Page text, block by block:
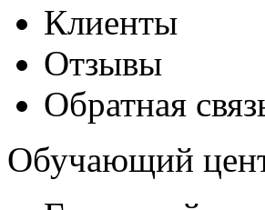
Клиенты
Отзывы
Обратная
Обучающий